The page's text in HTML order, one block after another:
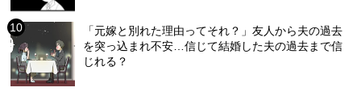
「元嫁と別れた理由ってそれ？」友人から夫の過去
を突っ込まれ不安…信じて結婚した夫の過去まで信
じれる？